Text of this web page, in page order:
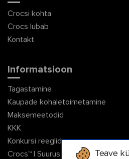
Teave
Crocsi kohta
Crocs lubab
Kontakt
Informatsioon
Tagastamine
Kaupade kohaletoimetamine
Maksemeetodid
KKK
Konkursi reeglid
Crocs™ | Suuruste tabel